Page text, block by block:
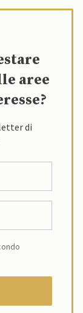
aree
di